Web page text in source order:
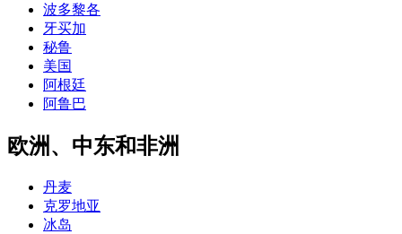
波多黎各
牙买加
秘鲁
美国
阿根廷
阿鲁巴
欧洲、中东和非洲
丹麦
克罗地亚
冰岛